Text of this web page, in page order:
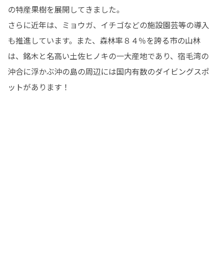
の特産果樹を展開してきました。
さらに近年は、ミョウガ、イチゴなどの施設園芸等の導入
も推進しています。また、森林率８４％を誇る市の山林
は、銘木と名高い土佐ヒノキの一大産地であり、宿毛湾の
沖合に浮かぶ沖の島の周辺には国内有数のダイビングスポ
ットがあります！